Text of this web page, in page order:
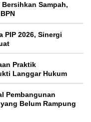
Sampah,
PIP 2026, Sinergi
Praktik
Langgar Hukum
Pembangunan
Belum Rampung